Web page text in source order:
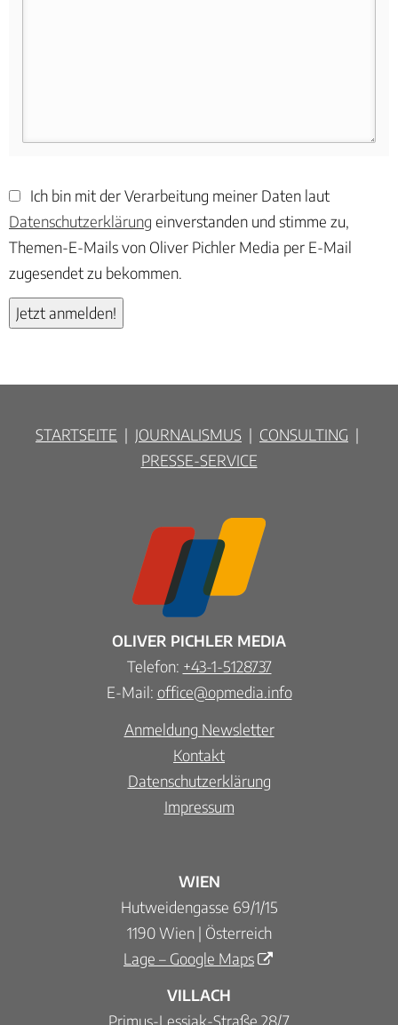
Ich bin mit der Verarbeitung meiner Daten laut
Datenschutzerklärung einverstanden und stimme zu,
Themen-E-Mails von Oliver Pichler Media per E-Mail
zugesendet zu bekommen.
STARTSEITE | JOURNALISMUS | CONSULTING |
PRESSE-SERVICE
OLIVER PICHLER MEDIA
Telefon: +43-1-5128737
E-Mail: office@opmedia.info
Anmeldung Newsletter
Kontakt
Datenschutzerklärung
Impressum
WIEN
Hutweidengasse 69/1/15
1190 Wien | Österreich
Lage – Google Maps
VILLACH
Primus-Lessiak-Straße 28/7